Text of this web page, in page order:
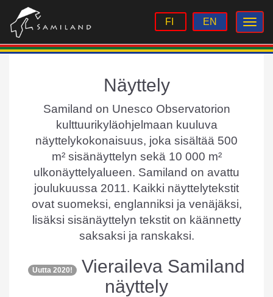
FI EN
Näyttely
Samiland on Unesco Observatorion
kulttuurikyläohjelmaan kuuluva
näyttelykokonaisuus, joka sisältää 500
m² sisänäyttelyn sekä 10 000 m²
ulkonäyttelyalueen. Samiland on avattu
joulukuussa 2011. Kaikki näyttelytekstit
ovat suomeksi, englanniksi ja venäjäksi,
lisäksi sisänäyttelyn tekstit on käännetty
saksaksi ja ranskaksi.
Uutta 2020!
Vieraileva Samiland
näyttely